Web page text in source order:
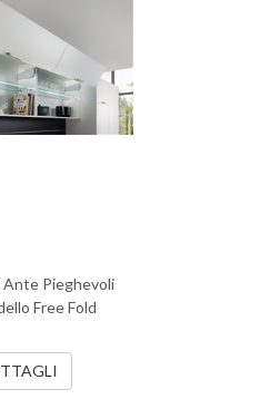
Pieghevoli
Free Fold